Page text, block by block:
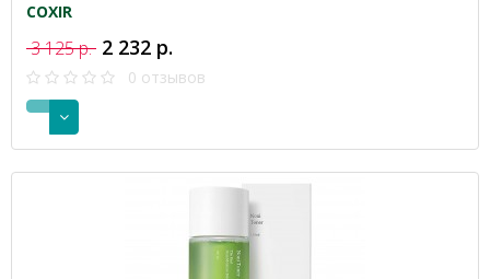
COXIR
3 125 р. 2 232 р.
0 отзывов